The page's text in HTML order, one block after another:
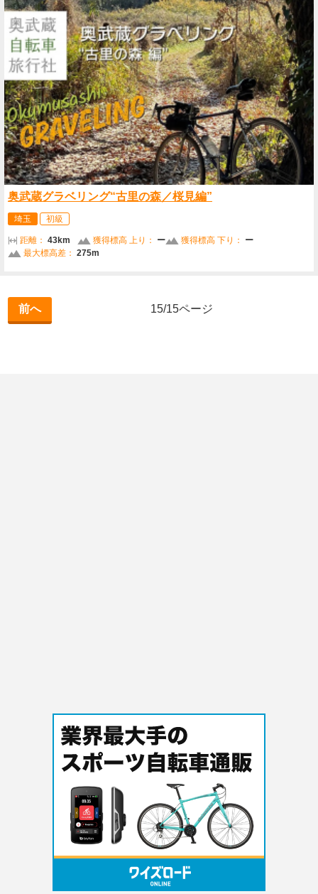
奥武蔵グラベリング“古里の森／桜見編”
埼玉 初級
距離： 43km 獲得標高 上り： ー 獲得標高 下り：
ー
最大標高差： 275m
前へ 15/15ページ